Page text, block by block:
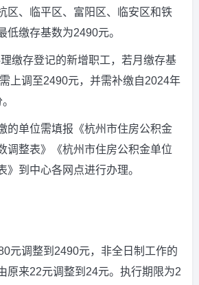
区、临平区、富阳区、临安区和铁
低缴存基数为2490元。
缴存登记的新增职工，若月缴存基
上调至2490元，并需补缴自2024年
的单位需填报《杭州市住房公积金
调整表》《杭州市住房公积金单位
》到中心各网点进行办理。
元调整到2490元，非全日制工作的
原来22元调整到24元。执行期限为2